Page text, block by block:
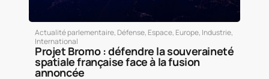
Actualité parlementaire, Défense, Espace, Europe, Industrie,
International
Projet Bromo : défendre la souveraineté
spatiale française face à la fusion
annoncée